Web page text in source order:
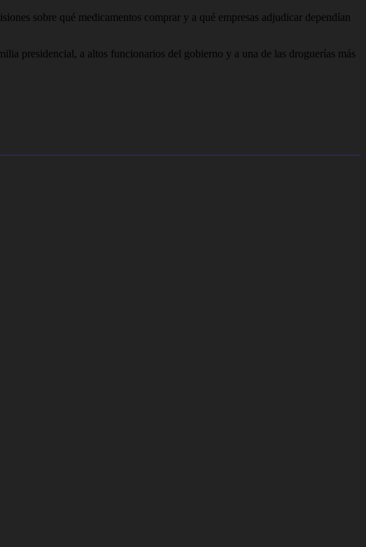
sobre qué medicamentos comprar y a qué empresas adjudicar dependían
presidencial, a altos funcionarios del gobierno y a una de las droguerías más